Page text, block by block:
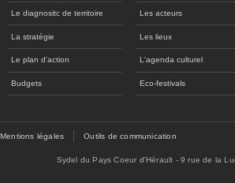
Le diagnositc de territoire
La stratégie
Le plan d'action
Budgets
Les acteurs
Les lieux
L'agenda culturel
Eco-festivals
Mentions légales Outils de communication
Sydel du Pays Coeur d'Hérault - 9 rue de la